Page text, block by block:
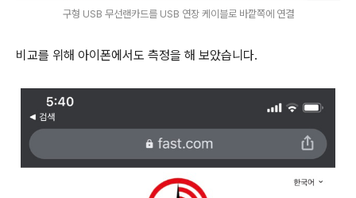
구형 USB 무선랜카드를 USB 연장 케이블로 바깥쪽에 연결
비교를 위해 아이폰에서도 측정을 해 보았습니다.